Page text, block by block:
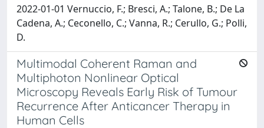
2022-01-01 Vernuccio, F.; Bresci, A.; Talone, B.; De La
Cadena, A.; Ceconello, C.; Vanna, R.; Cerullo, G.; Polli,
D.
Multimodal Coherent Raman and
Multiphoton Nonlinear Optical
Microscopy Reveals Early Risk of Tumour
Recurrence After Anticancer Therapy in
Human Cells